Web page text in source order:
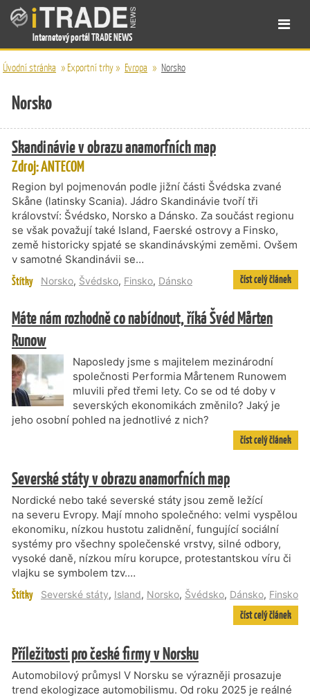
Internetový portál TRADE NEWS
Úvodní stránka » Exportní trhy» Evropa » Norsko
Norsko
Skandinávie v obrazu anamorfních map
Zdroj: ANTECOM
Region byl pojmenován podle jižní části Švédska zvané
Skåne (latinsky Scania). Jádro Skandinávie tvoří tři
království: Švédsko, Norsko a Dánsko. Za součást regionu
se však považují také Island, Faerské ostrovy a Finsko,
země historicky spjaté se skandinávskými zeměmi. Ovšem
v samotné Skandinávii se…
Štítky Norsko, Švédsko, Finsko, Dánsko číst celý článek
Máte nám rozhodně co nabídnout, říká Švéd Mårten
Runow
Naposledy jsme s majitelem mezinárodní
společnosti Performia Mårtenem Runowem
mluvili před třemi lety. Co se od té doby v
severských ekonomikách změnilo? Jaký je
jeho osobní pohled na jednotlivé z nich?
číst celý článek
Severské státy v obrazu anamorfních map
Nordické nebo také severské státy jsou země ležící
na severu Evropy. Mají mnoho společného: velmi vyspělou
ekonomiku, nízkou hustotu zalidnění, fungující sociální
systémy pro všechny společenské vrstvy, silné odbory,
vysoké daně, nízkou míru korupce, protestantskou víru či
vlajku se symbolem tzv.…
Štítky Severské státy, Island, Norsko, Švédsko, Dánsko, Finsko
číst celý článek
Příležitosti pro české firmy v Norsku
Automobilový průmysl V Norsku se výrazněji prosazuje
trend ekologizace automobilismu. Od roku 2025 je reálné